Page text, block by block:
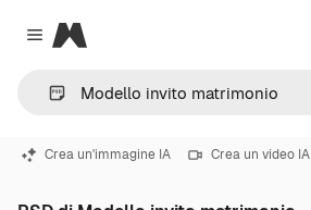
Close menu
Magnific
Crea un'immagine IA Crea un video IA